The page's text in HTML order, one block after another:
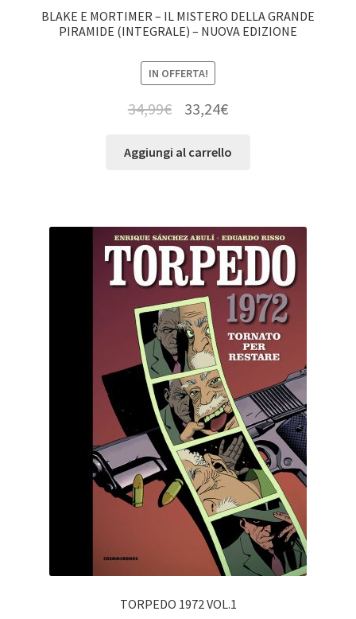
BLAKE E MORTIMER – IL MISTERO DELLA GRANDE
PIRAMIDE (INTEGRALE) – NUOVA EDIZIONE
IN OFFERTA!
34,99€ 33,24€
Aggiungi al carrello
TORPEDO 1972 VOL.1